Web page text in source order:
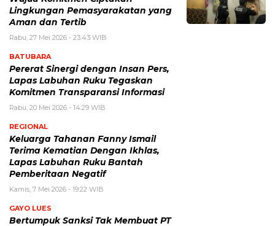
Lingkungan Pemasyarakatan yang
Aman dan Tertib
Rabu, 27 Mei 2026 - 23:43 WIB
BATUBARA
Pererat Sinergi dengan Insan Pers,
Lapas Labuhan Ruku Tegaskan
Komitmen Transparansi Informasi
Rabu, 20 Mei 2026 - 14:29 WIB
REGIONAL
Keluarga Tahanan Fanny Ismail
Terima Kematian Dengan Ikhlas,
Lapas Labuhan Ruku Bantah
Pemberitaan Negatif
Kamis, 7 Mei 2026 - 19:22 WIB
GAYO LUES
Bertumpuk Sanksi Tak Membuat PT